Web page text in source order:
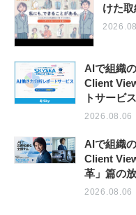
けた
AIで組織
Client
トサービ
2026.08.06
AIで組織
Client
革」篇の
2026.08.06